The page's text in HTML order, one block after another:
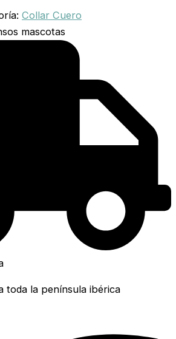
Collar Cuero
toda la península ibérica